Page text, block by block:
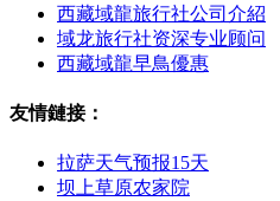
西藏域龍旅行社公司介紹
域龙旅行社资深专业顾问
西藏域龍早鳥優惠
友情鏈接：
拉萨天气预报15天
坝上草原农家院